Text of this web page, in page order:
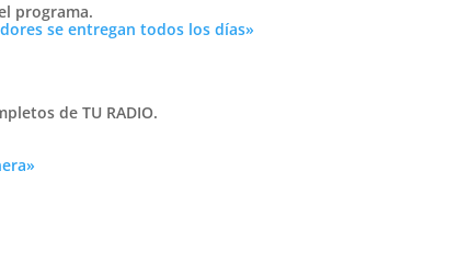
programa.
se entregan todos los días»
de TU RADIO.
los comentarios de los jugadores en